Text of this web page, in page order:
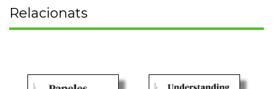
Relacionats